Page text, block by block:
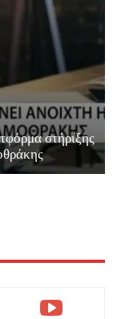
στήριξης